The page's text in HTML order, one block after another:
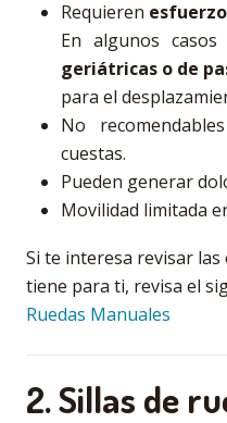
Requieren
En algunos
geriátricas o de
para el
No
cuestas.
Pueden generar
Movilidad limitada
Si te interesa revisar
tiene para ti, revisa el
Ruedas Manuales
2. Sillas de